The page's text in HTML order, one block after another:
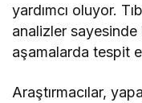
yardımcı oluyor.
analizler sayesinde
aşamalarda tespit
Araştırmacılar,